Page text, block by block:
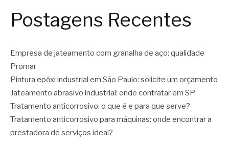
Postagens Recentes
Empresa de jateamento com granalha de aço: qualidade
Promar
Pintura epóxi industrial em São Paulo: solicite um orçamento
Jateamento abrasivo industrial: onde contratar em SP
Tratamento anticorrosivo: o que é e para que serve?
Tratamento anticorrosivo para máquinas: onde encontrar a
prestadora de serviços ideal?